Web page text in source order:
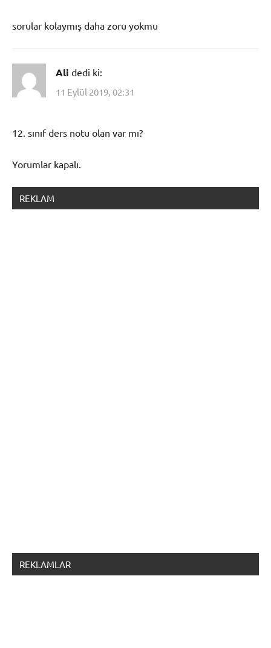
sorular kolaymış daha zoru yokmu
Ali dedi ki:
11 Eylül 2019, 02:31
12. sınıf ders notu olan var mı?
Yorumlar kapalı.
REKLAM
REKLAMLAR